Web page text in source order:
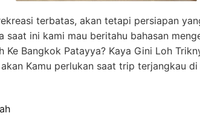
terbatas, akan tetapi persiapan
saat ini kami mau beritahu bahasan
Ke Bangkok Patayya? Kaya Gini Loh
Kamu perlukan saat trip terjangkau di